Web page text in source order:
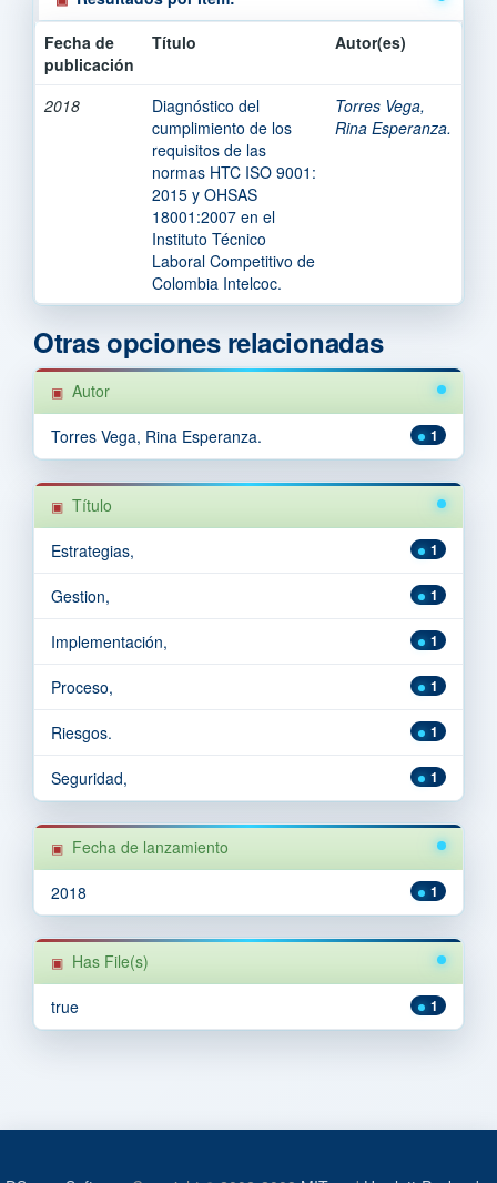
Fecha de
publicación
Título Autor(es)
2018
Diagnóstico del
cumplimiento de los
requisitos de las
normas HTC ISO 9001:
2015 y OHSAS
18001:2007 en el
Instituto Técnico
Laboral Competitivo de
Colombia Intelcoc.
Torres Vega,
Rina Esperanza.
Otras opciones relacionadas
Autor
1
Torres Vega, Rina Esperanza.
Título
1
Estrategias,
1
Gestion,
1
Implementación,
1
Proceso,
1
Riesgos.
1
Seguridad,
Fecha de lanzamiento
1
2018
Has File(s)
1
true